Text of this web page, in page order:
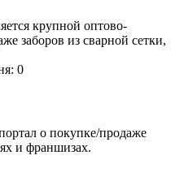
крупной оптово-
заборов из сварной сетки,
0
о покупке/продаже
и франшизах.